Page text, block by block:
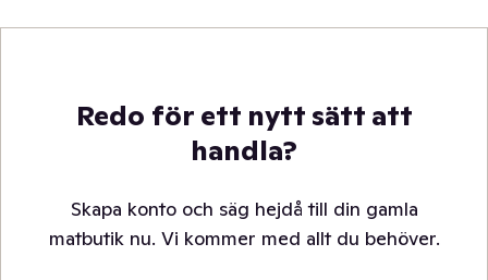
Redo för ett nytt sätt att
handla?
Skapa konto och säg hejdå till din gamla
matbutik nu. Vi kommer med allt du behöver.